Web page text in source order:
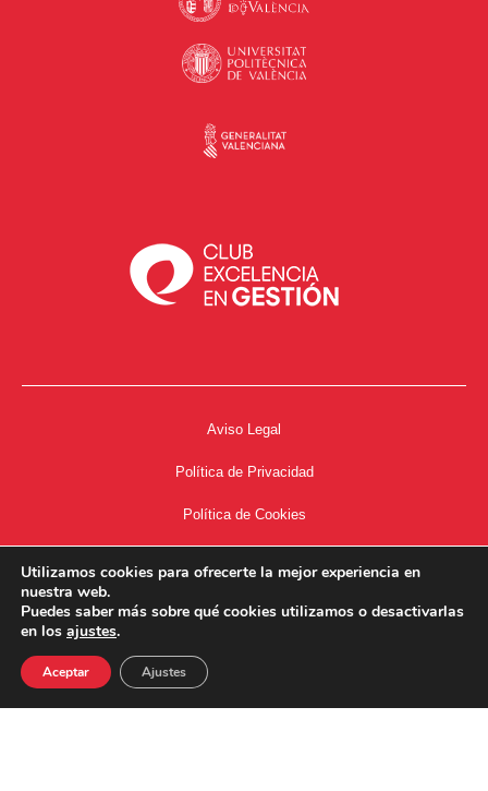
Aviso Legal
Política de Privacidad
Política de Cookies
34667504662
Utilizamos cookies para ofrecerte la mejor experiencia en
nuestra web.
Puedes saber más sobre qué cookies utilizamos o desactivarlas
en los ajustes.
Aceptar Ajustes